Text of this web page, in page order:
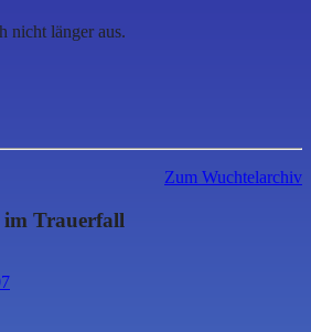
nicht länger aus.
Zum Wuchtelarchiv
im Trauerfall